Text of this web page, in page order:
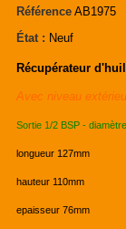
Référence AB1975
État : Neuf
Récupérateur
Avec niveau
Sortie 1/2 BSP -
longueur 127mm
hauteur 110mm
epaisseur 76mm